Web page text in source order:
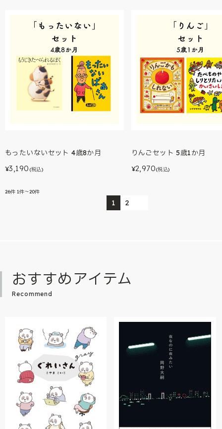
もったいないセット 4歳8か月
¥3,190 (税込)
りんごセット 5歳1か月
¥2,970(税込)
26件 1件～20件
1 2
おすすめアイテム
Recommend